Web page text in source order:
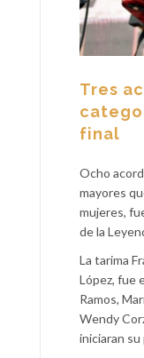
Tres
final
Ocho
mayores
mujeres,
de la
La tarima
López, fue
Ramos,
Wendy
iniciaran